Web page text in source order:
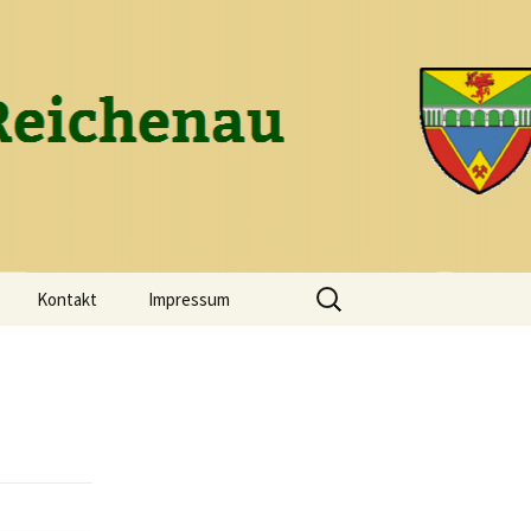
Reichenau
Kontakt Impressum
Suchen
nach: